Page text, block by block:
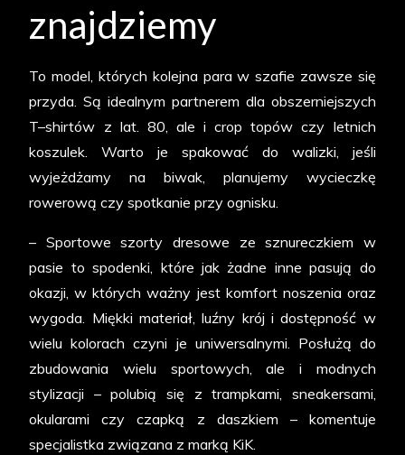
znajdziemy
To model, których kolejna para w szafie zawsze się
przyda. Są idealnym partnerem dla obszerniejszych
T–shirtów z lat. 80, ale i crop topów czy letnich
koszulek. Warto je spakować do walizki, jeśli
wyjeżdżamy na biwak, planujemy wycieczkę
rowerową czy spotkanie przy ognisku.
– Sportowe szorty dresowe ze sznureczkiem w
pasie to spodenki, które jak żadne inne pasują do
okazji, w których ważny jest komfort noszenia oraz
wygoda. Miękki materiał, luźny krój i dostępność w
wielu kolorach czyni je uniwersalnymi. Posłużą do
zbudowania wielu sportowych, ale i modnych
stylizacji – polubią się z trampkami, sneakersami,
okularami czy czapką z daszkiem – komentuje
specjalistka związana z marką KiK.